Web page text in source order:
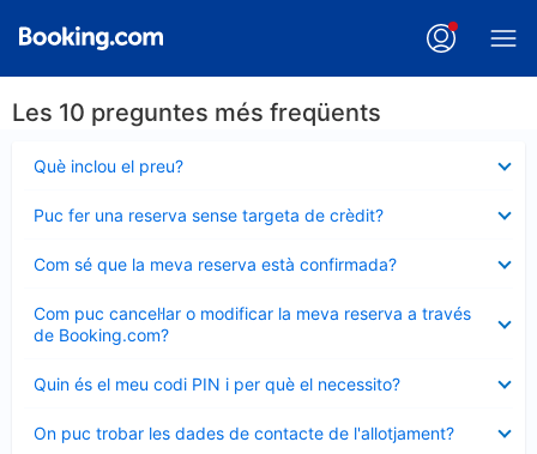
Les 10 preguntes més freqüents
Què inclou el preu?
tancat
Puc fer una reserva sense targeta de crèdit?
tancat
Com sé que la meva reserva està confirmada?
tancat
Com puc cancel·lar o modificar la meva reserva a través
de Booking.com?
tancat
Quin és el meu codi PIN i per què el necessito?
tancat
On puc trobar les dades de contacte de l'allotjament?
tancat